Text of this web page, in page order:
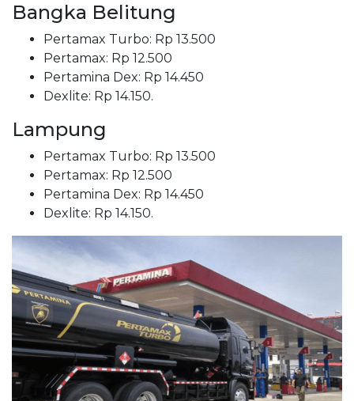
Bangka Belitung
Pertamax Turbo: Rp 13.500
Pertamax: Rp 12.500
Pertamina Dex: Rp 14.450
Dexlite: Rp 14.150.
Lampung
Pertamax Turbo: Rp 13.500
Pertamax: Rp 12.500
Pertamina Dex: Rp 14.450
Dexlite: Rp 14.150.